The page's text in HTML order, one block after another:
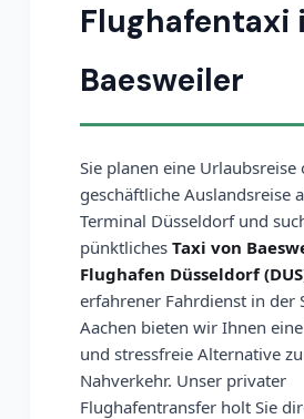
Flughafentaxi
Baesweiler
Sie planen eine Urlaubsreise
geschäftliche Auslandsreise
Terminal Düsseldorf und
pünktliches Taxi von
Flughafen Düsseldorf
erfahrener Fahrdienst in der
Aachen bieten wir Ihnen
und stressfreie Alternative
Nahverkehr. Unser privater
Flughafentransfer holt Sie